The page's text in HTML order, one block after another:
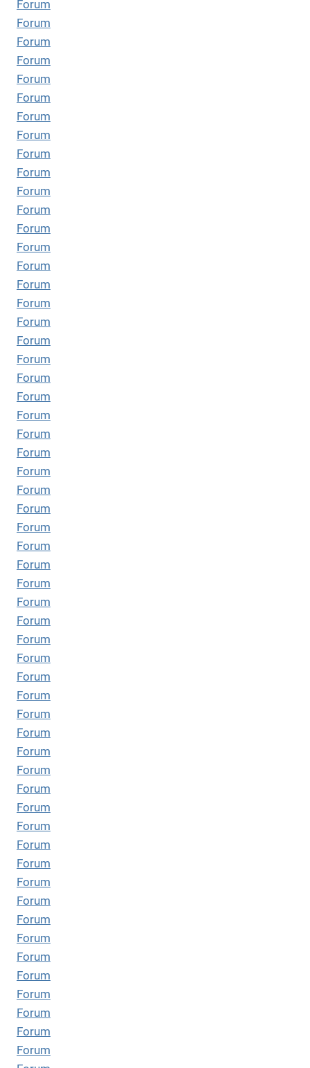
Forum
Forum
Forum
Forum
Forum
Forum
Forum
Forum
Forum
Forum
Forum
Forum
Forum
Forum
Forum
Forum
Forum
Forum
Forum
Forum
Forum
Forum
Forum
Forum
Forum
Forum
Forum
Forum
Forum
Forum
Forum
Forum
Forum
Forum
Forum
Forum
Forum
Forum
Forum
Forum
Forum
Forum
Forum
Forum
Forum
Forum
Forum
Forum
Forum
Forum
Forum
Forum
Forum
Forum
Forum
Forum
Forum